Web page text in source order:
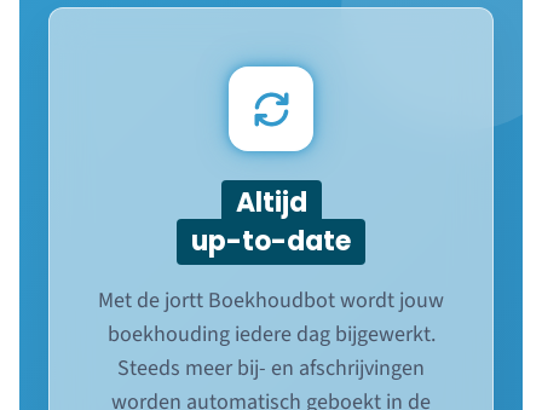
Altijd
up-to-date
Met de jortt Boekhoudbot wordt jouw
boekhouding iedere dag bijgewerkt.
Steeds meer bij- en afschrijvingen
worden automatisch geboekt in de